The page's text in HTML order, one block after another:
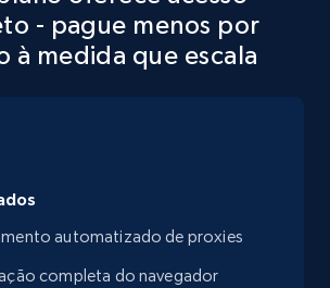
Country, Name, Category,
Business details, and
- pague menos por
à medida que escala
automatizado de proxies
completa do navegador